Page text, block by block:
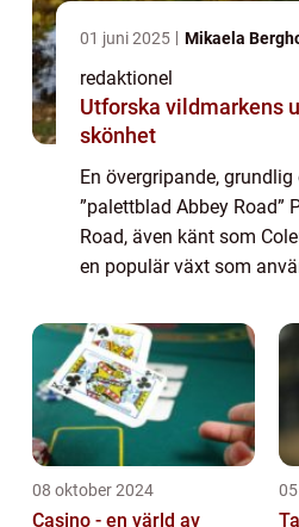
01 juni 2025 Mikaela
redaktionel
Utforska vildmarkens
skönhet
En övergripande,
”palettblad Abbey Road”
Road, även känt som
en populär växt som
inredningsprojekt. Det är
08 oktober 2024
Casino - en värld av